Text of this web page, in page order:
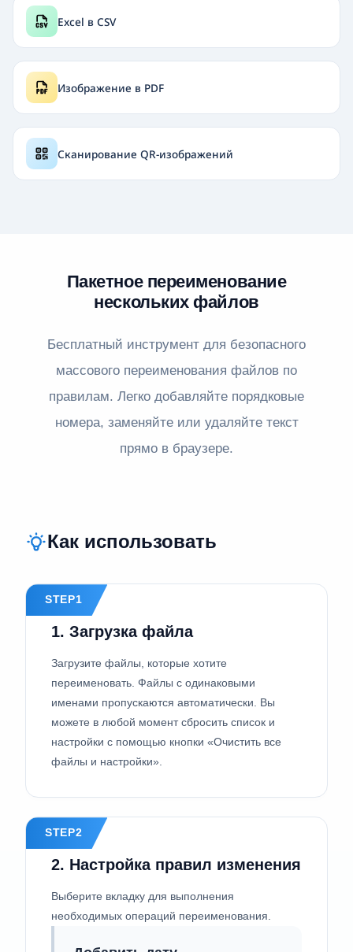
Excel в CSV
Изображение в PDF
Сканирование QR-изображений
Пакетное переименование
нескольких файлов
Бесплатный инструмент для безопасного
массового переименования файлов по
правилам. Легко добавляйте порядковые
номера, заменяйте или удаляйте текст
прямо в браузере.
Как использовать
STEP1
1. Загрузка файла
Загрузите файлы, которые хотите
переименовать. Файлы с одинаковыми
именами пропускаются автоматически. Вы
можете в любой момент сбросить список и
настройки с помощью кнопки «Очистить все
файлы и настройки».
STEP2
2. Настройка правил изменения
Выберите вкладку для выполнения
необходимых операций переименования.